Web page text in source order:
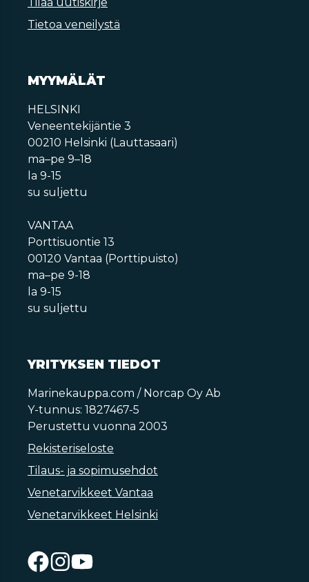
Tietoa veneilystä
MYYMÄLÄT
HELSINKI
Veneentekijäntie 3
00210 Helsinki (Lauttasaari)
ma–pe 9–18
la 9-15
su suljettu
VANTAA
Porttisuontie 13
00120 Vantaa (Porttipuisto)
ma–pe 9-18
la 9-15
su suljettu
YRITYKSEN TIEDOT
Marinekauppa.com / Norcap Oy Ab
Y-tunnus: 1827467-5
Perustettu vuonna 2003
Rekisteriseloste
Tilaus- ja sopimusehdot
Venetarvikkeet Vantaa
Venetarvikkeet Helsinki